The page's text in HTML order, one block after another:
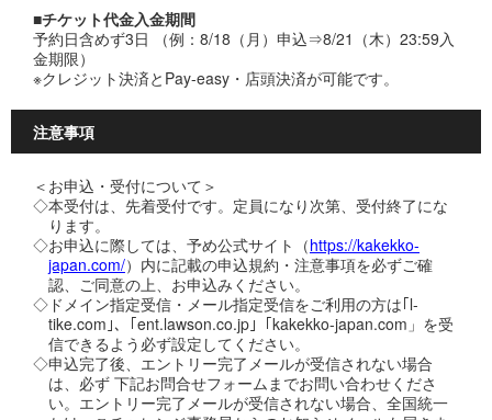
■チケット代金入金期間
予約日含めず3日 （例：8/18（月）申込⇒8/21（木）23:59入
金期限）
※クレジット決済とPay-easy・店頭決済が可能です。
注意事項
＜お申込・受付について＞
◇本受付は、先着受付です。定員になり次第、受付終了にな
ります。
◇お申込に際しては、予め公式サイト（https://kakekko-
japan.com/）内に記載の申込規約・注意事項を必ずご確
認、ご同意の上、お申込みください。
◇ドメイン指定受信・メール指定受信をご利用の方は｢l-
tike.com｣、｢ent.lawson.co.jp｣「kakekko-japan.com」を受
信できるよう必ず設定してください。
◇申込完了後、エントリー完了メールが受信されない場合
は、必ず 下記お問合せフォームまでお問い合わせくださ
い。エントリー完了メールが受信されない場合、全国統一